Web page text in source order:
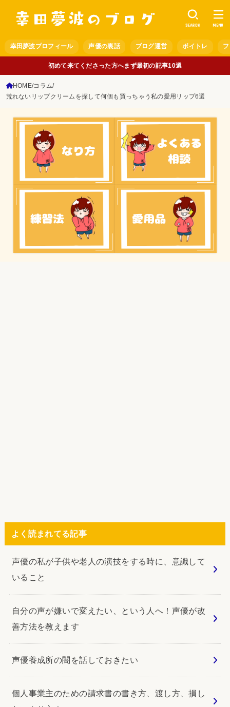
幸田夢波プロフィール 声優の裏話 ブログ運営 ボイトレ
SEARCH MENU
初めて来てくださった方へまず最初の記事10選
HOME コラム
荒れないリップクリームを探して何個も買っちゃう私の愛用リップ6選
よく読まれてる記事
声優の私が子供や老人の演技をする時に、意識して
いること
自分の声が嫌いで変えたい、という人へ！声優が改
善方法を教えます
声優養成所の闇を話しておきたい
個人事業主のための請求書の書き方、渡し方、損し